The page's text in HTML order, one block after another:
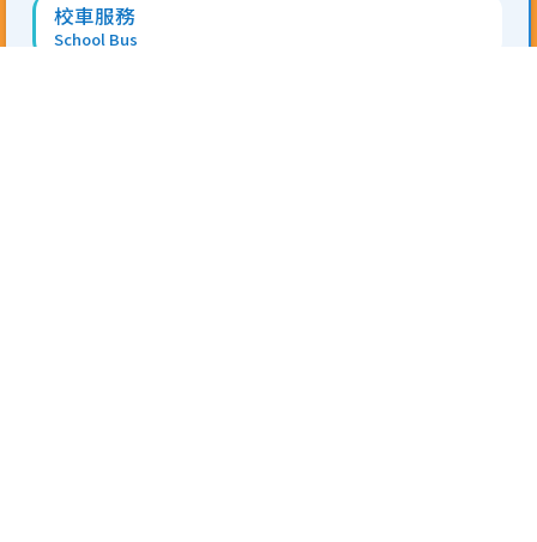
校車服務
School Bus